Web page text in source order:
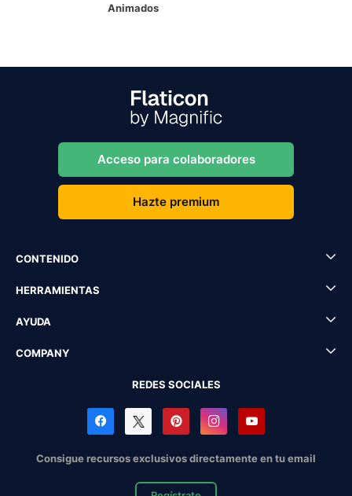
Animados
Acceso para colaboradores
Hazte premium
CONTENIDO
HERRAMIENTAS
AYUDA
COMPANY
REDES SOCIALES
Consigue recursos exclusivos directamente en tu email